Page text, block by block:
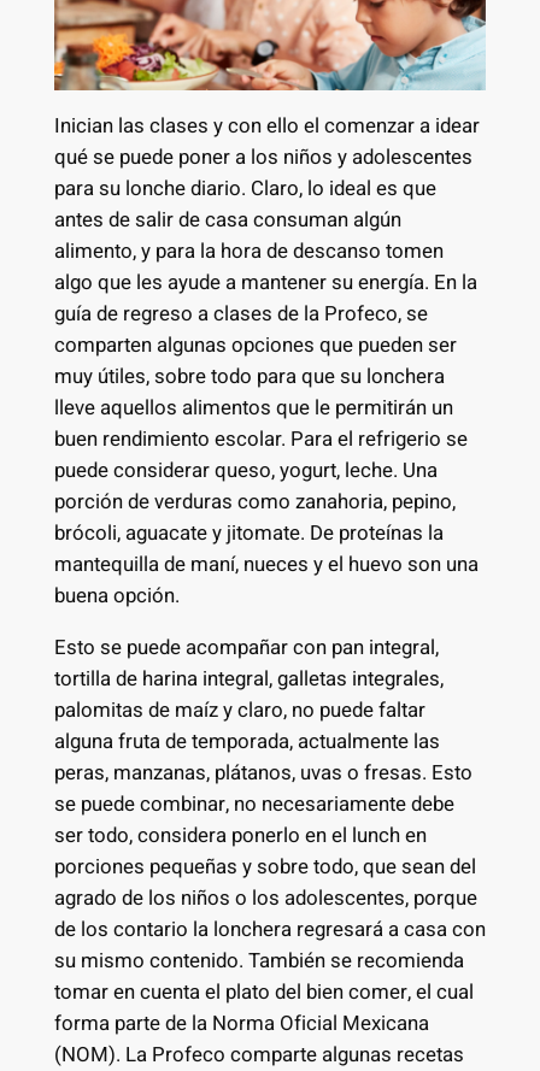
Inician las clases y con ello el comenzar a idear
qué se puede poner a los niños y adolescentes
para su lonche diario. Claro, lo ideal es que
antes de salir de casa consuman algún
alimento, y para la hora de descanso tomen
algo que les ayude a mantener su energía. En la
guía de regreso a clases de la Profeco, se
comparten algunas opciones que pueden ser
muy útiles, sobre todo para que su lonchera
lleve aquellos alimentos que le permitirán un
buen rendimiento escolar. Para el refrigerio se
puede considerar queso, yogurt, leche. Una
porción de verduras como zanahoria, pepino,
brócoli, aguacate y jitomate. De proteínas la
mantequilla de maní, nueces y el huevo son una
buena opción.
​Esto se puede acompañar con pan integral,
tortilla de harina integral, galletas integrales,
palomitas de maíz y claro, no puede faltar
alguna fruta de temporada, actualmente las
peras, manzanas, plátanos, uvas o fresas. Esto
se puede combinar, no necesariamente debe
ser todo, considera ponerlo en el lunch en
porciones pequeñas y sobre todo, que sean del
agrado de los niños o los adolescentes, porque
de los contario la lonchera regresará a casa con
su mismo contenido. También se recomienda
tomar en cuenta el plato del bien comer, el cual
forma parte de la Norma Oficial Mexicana
(NOM). La Profeco comparte algunas recetas